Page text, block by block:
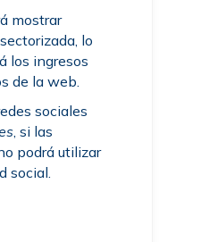
mostrar
lo
los ingresos
de la web.
sociales
, si las
podrá utilizar
social.